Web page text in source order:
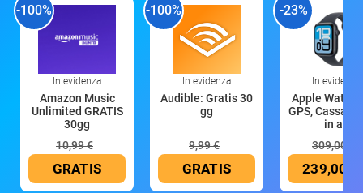
-100%
In evidenza
Amazon Music
Unlimited GRATIS
30gg
10,99 €
GRATIS
-100%
In evidenza
Audible: Gratis 30
gg
9,99 €
GRATIS
-23%
In evidenza
Apple Watch
GPS, Cassa
in all
309,00 €
239,00 €